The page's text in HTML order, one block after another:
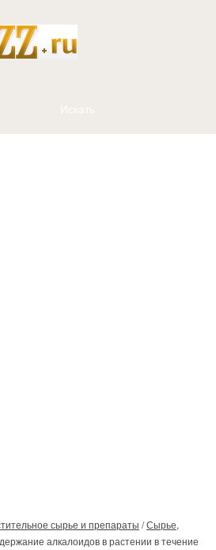
сырье и препараты /Сырье,
алкалоидов в растении в течение